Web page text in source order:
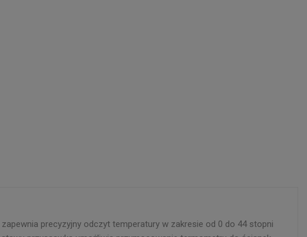
precyzyjny odczyt temperatury w zakresie od 0 do 44 stopni